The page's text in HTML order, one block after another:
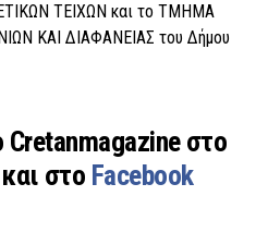
ΤΕΙΧΩΝ και το ΤΜΗΜΑ
ΚΑΙ ΔΙΑΦΑΝΕΙΑΣ του Δήμου
στο
και στο Facebook